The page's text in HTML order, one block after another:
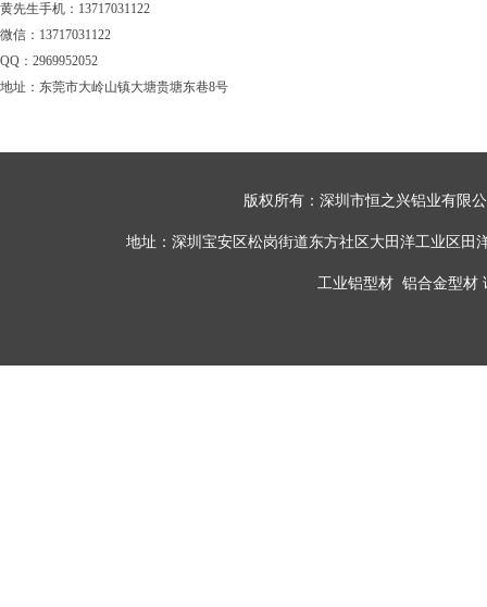
黄先生手机：13717031122
微信：13717031122
QQ：2969952052
地址：东莞市大岭山镇大塘贵塘东巷8号
版权所有：深圳市恒之兴铝业有限
地址：深圳宝安区松岗街道东方社区大田洋工业区田
工业铝型材 铝合金型材